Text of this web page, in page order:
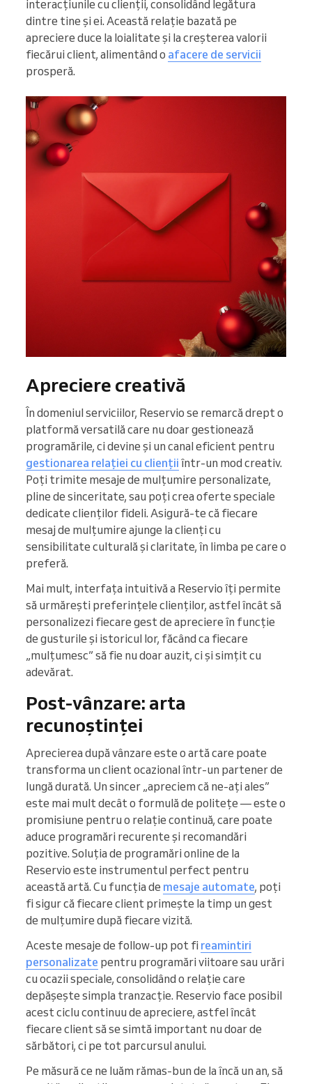
interacțiunile cu clienții, consolidând legătura
dintre tine și ei. Această relație bazată pe
apreciere duce la loialitate și la creșterea valorii
fiecărui client, alimentând o afacere de servicii
prosperă.
Apreciere creativă
În domeniul serviciilor, Reservio se remarcă drept o
platformă versatilă care nu doar gestionează
programările, ci devine și un canal eficient pentru
gestionarea relației cu clienții într-un mod creativ.
Poți trimite mesaje de mulțumire personalizate,
pline de sinceritate, sau poți crea oferte speciale
dedicate clienților fideli. Asigură-te că fiecare
mesaj de mulțumire ajunge la clienți cu
sensibilitate culturală și claritate, în limba pe care o
preferă.
Mai mult, interfața intuitivă a Reservio îți permite
să urmărești preferințele clienților, astfel încât să
personalizezi fiecare gest de apreciere în funcție
de gusturile și istoricul lor, făcând ca fiecare
„mulțumesc” să fie nu doar auzit, ci și simțit cu
adevărat.
Post-vânzare: arta
recunoștinței
Aprecierea după vânzare este o artă care poate
transforma un client ocazional într-un partener de
lungă durată. Un sincer „apreciem că ne-ați ales”
este mai mult decât o formulă de politețe — este o
promisiune pentru o relație continuă, care poate
aduce programări recurente și recomandări
pozitive. Soluția de programări online de la
Reservio este instrumentul perfect pentru
această artă. Cu funcția de mesaje automate, poți
fi sigur că fiecare client primește la timp un gest
de mulțumire după fiecare vizită.
Aceste mesaje de follow-up pot fi reamintiri
personalizate pentru programări viitoare sau urări
cu ocazii speciale, consolidând o relație care
depășește simpla tranzacție. Reservio face posibil
acest ciclu continuu de apreciere, astfel încât
fiecare client să se simtă important nu doar de
sărbători, ci pe tot parcursul anului.
Pe măsură ce ne luăm rămas-bun de la încă un an, să